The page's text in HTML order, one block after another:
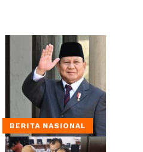
BERITA NASIONAL